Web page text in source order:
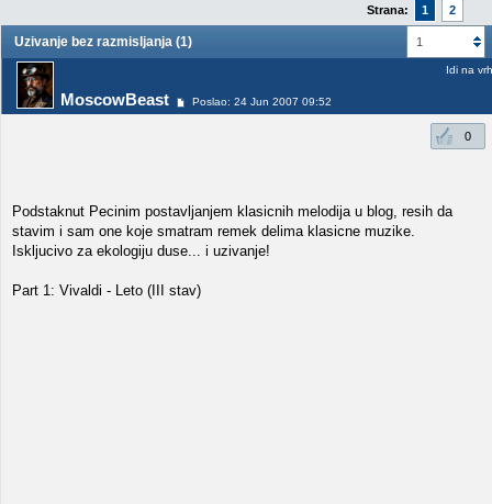
Strana: 1 2
1
Uzivanje bez razmisljanja (1)
MoscowBeast Poslao: 24 Jun 2007 09:52
Idi na vrh
0
Podstaknut Pecinim postavljanjem klasicnih melodija u blog, resih da
stavim i sam one koje smatram remek delima klasicne muzike.
Iskljucivo za ekologiju duse... i uzivanje!
Part 1: Vivaldi - Leto (III stav)